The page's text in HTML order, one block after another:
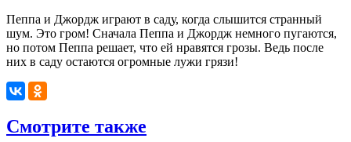
Пеппа и Джордж играют в саду, когда слышится странный
шум. Это гром! Сначала Пеппа и Джордж немного пугаются,
но потом Пеппа решает, что ей нравятся грозы. Ведь после
них в саду остаются огромные лужи грязи!
Смотрите также